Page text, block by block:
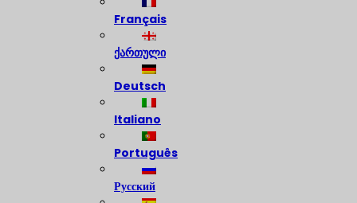
Français
ქართული
Deutsch
Italiano
Português
Русский